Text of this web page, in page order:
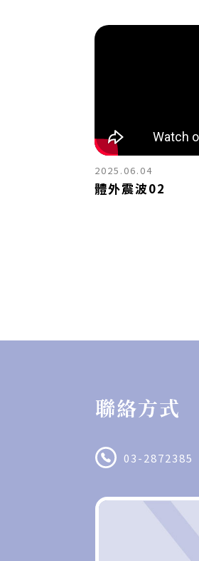
2025.06.04
體外震波02
聯絡方式
03-2872385